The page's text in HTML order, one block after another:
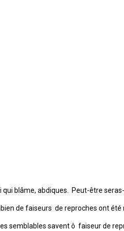
qui blâme, abdiques. Peut-être
de faiseurs de reproches ont
semblables savent ô faiseur de